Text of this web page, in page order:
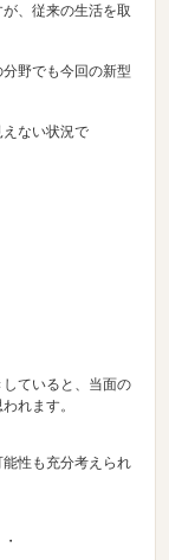
、従来の生活を取
野でも今回の新型
ない状況で
ていると、当面の
れます。
性も充分考えられ